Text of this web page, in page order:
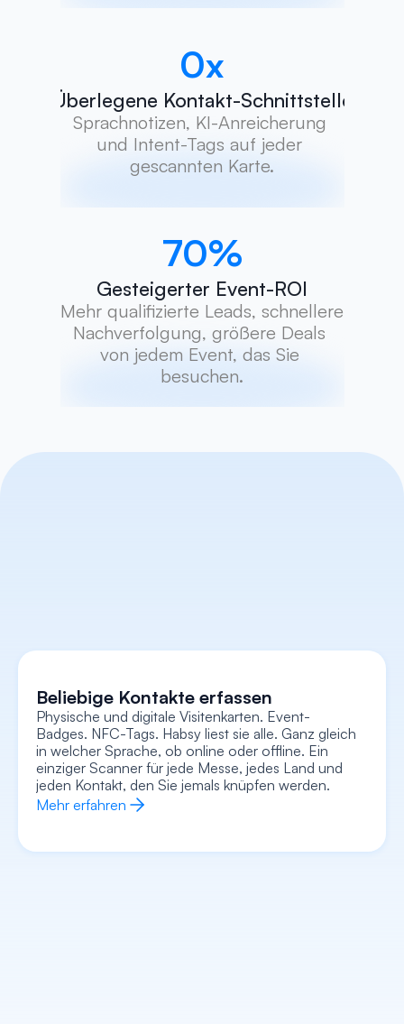
0x
Überlegene Kontakt-Schnittstelle
Sprachnotizen, KI-Anreicherung
und Intent-Tags auf jeder
gescannten Karte.
70%
Gesteigerter Event-ROI
Mehr qualifizierte Leads, schnellere
Nachverfolgung, größere Deals
von jedem Event, das Sie
besuchen.
Beliebige Kontakte erfassen
Physische und digitale Visitenkarten. Event-
Badges. NFC-Tags. Habsy liest sie alle. Ganz gleich
in welcher Sprache, ob online oder offline. Ein
einziger Scanner für jede Messe, jedes Land und
jeden Kontakt, den Sie jemals knüpfen werden.
Mehr erfahren
Erfasse jeden Kontext
Nehmen Sie Sprachnotizen auf, fügen Sie
Textnotizen hinzu, hängen Sie ein Foto/Selfie an
und erfassen Sie Absichtssignale – alles direkt mit
der Karte verknüpft. Behalten Sie den gesamten
Kontext im Blick, nicht nur einen Namen und eine
Nummer.
Mehr erfahren